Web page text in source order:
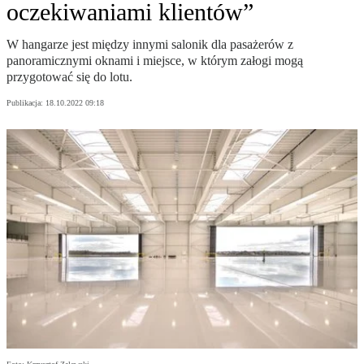
oczekiwaniami klientów”
W hangarze jest między innymi salonik dla pasażerów z
panoramicznymi oknami i miejsce, w którym załogi mogą
przygotować się do lotu.
Publikacja: 18.10.2022 09:18